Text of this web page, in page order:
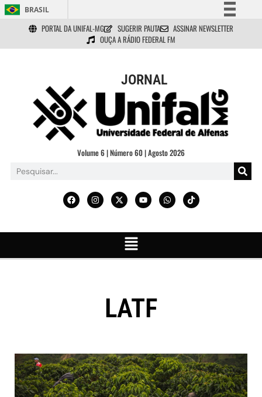
BRASIL
Simplifique!
Comunica BR
Acesso à informação
Legislação
Canais
PORTAL DA UNIFAL-MG SUGERIR PAUTA
ASSINAR NEWSLETTER
OUÇA A RÁDIO FEDERAL FM
JORNAL
Volume 6 | Número 60 | Agosto 2026
LATF